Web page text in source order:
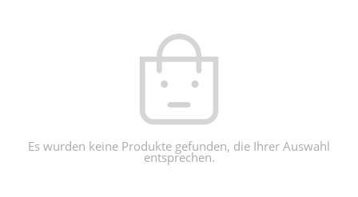
Es wurden keine Produkte gefunden, die Ihrer Auswahl
entsprechen.